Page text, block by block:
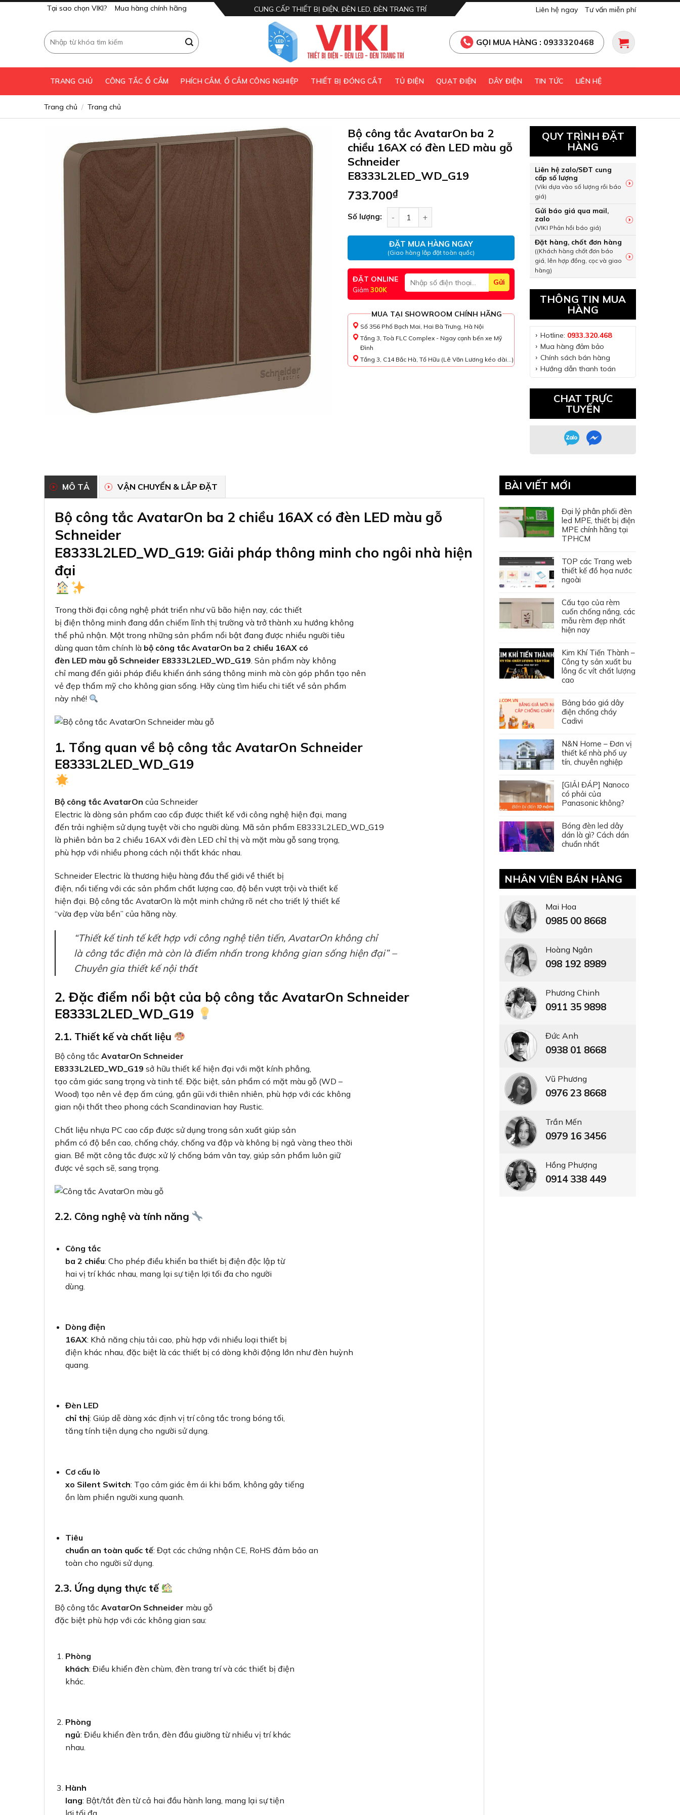
Tại sao chọn VIKI? Mua hàng chính hãng CUNG CẤP THIẾT BỊ ĐIỆN, ĐÈN LED, ĐÈN TRANG TRÍ Liên hệ ngay Tư vấn miễn phí
Tìm
kiếm:
GỌI MUA HÀNG : 0933320468
TRANG CHỦ CÔNG TẮC Ổ CẮM PHÍCH CẮM, Ổ CẮM CÔNG NGHIỆP THIẾT BỊ ĐÓNG CẮT TỦ ĐIỆN QUẠT ĐIỆN DÂY ĐIỆN TIN TỨC LIÊN HỆ
Trang chủ / Trang chủ
Bộ công tắc AvatarOn ba 2
chiều 16AX có đèn LED màu gỗ
Schneider
E8333L2LED_WD_G19
733.700₫
Số lượng: Bộ công tắc AvatarOn ba 2 chiều 16AX có đèn LED màu gỗ Schneider
ĐẶT MUA HÀNG NGAY
(Giao hàng lắp đặt toàn quốc)
ĐẶT ONLINE
Giảm 300K
MUA TẠI SHOWROOM CHÍNH HÃNG
Số 356 Phố Bạch Mai, Hai Bà Trưng, Hà Nội
Tầng 3, Toà FLC Complex - Ngay cạnh bến xe Mỹ
Đình
Tầng 3, C14 Bắc Hà, Tố Hữu (Lê Văn Lương kéo dài...)
QUY TRÌNH ĐẶT
HÀNG
Liên hệ zalo/SĐT cung
cấp số lượng
(Viki dựa vào số lượng rồi báo
giá)
Gửi báo giá qua mail,
zalo
(VIKI Phản hồi báo giá)
Đặt hàng, chốt đơn hàng
((Khách hàng chốt đơn báo
giá, lên hợp đồng, cọc và giao
hàng)
THÔNG TIN MUA
HÀNG
Hotline: 0933.320.468
Mua hàng đảm bảo
Chính sách bán hàng
Hướng dẫn thanh toán
CHAT TRỰC
TUYẾN
MÔ TẢ VẬN CHUYỂN & LẮP ĐẶT
Bộ công tắc AvatarOn ba 2 chiều 16AX có đèn LED màu gỗ
Schneider
E8333L2LED_WD_G19: Giải pháp thông minh cho ngôi nhà hiện
đại
Trong thời đại công nghệ phát triển như vũ bão hiện nay, các thiết
bị điện thông minh đang dần chiếm lĩnh thị trường và trở thành xu hướng không
thể phủ nhận. Một trong những sản phẩm nổi bật đang được nhiều người tiêu
dùng quan tâm chính là bộ công tắc AvatarOn ba 2 chiều 16AX có
đèn LED màu gỗ Schneider E8333L2LED_WD_G19. Sản phẩm này không
chỉ mang đến giải pháp điều khiển ánh sáng thông minh mà còn góp phần tạo nên
vẻ đẹp thẩm mỹ cho không gian sống. Hãy cùng tìm hiểu chi tiết về sản phẩm
này nhé!
1. Tổng quan về bộ công tắc AvatarOn Schneider
E8333L2LED_WD_G19
Bộ công tắc AvatarOn của Schneider
Electric là dòng sản phẩm cao cấp được thiết kế với công nghệ hiện đại, mang
đến trải nghiệm sử dụng tuyệt vời cho người dùng. Mã sản phẩm E8333L2LED_WD_G19
là phiên bản ba 2 chiều 16AX với đèn LED chỉ thị và mặt màu gỗ sang trọng,
phù hợp với nhiều phong cách nội thất khác nhau.
Schneider Electric là thương hiệu hàng đầu thế giới về thiết bị
điện, nổi tiếng với các sản phẩm chất lượng cao, độ bền vượt trội và thiết kế
hiện đại. Bộ công tắc AvatarOn là một minh chứng rõ nét cho triết lý thiết kế
“vừa đẹp vừa bền” của hãng này.
“Thiết kế tinh tế kết hợp với công nghệ tiên tiến, AvatarOn không chỉ
là công tắc điện mà còn là điểm nhấn trong không gian sống hiện đại” –
Chuyên gia thiết kế nội thất
2. Đặc điểm nổi bật của bộ công tắc AvatarOn Schneider
E8333L2LED_WD_G19
2.1. Thiết kế và chất liệu
Bộ công tắc AvatarOn Schneider
E8333L2LED_WD_G19 sở hữu thiết kế hiện đại với mặt kính phẳng,
tạo cảm giác sang trọng và tinh tế. Đặc biệt, sản phẩm có mặt màu gỗ (WD –
Wood) tạo nên vẻ đẹp ấm cúng, gần gũi với thiên nhiên, phù hợp với các không
gian nội thất theo phong cách Scandinavian hay Rustic.
Chất liệu nhựa PC cao cấp được sử dụng trong sản xuất giúp sản
phẩm có độ bền cao, chống cháy, chống va đập và không bị ngả vàng theo thời
gian. Bề mặt công tắc được xử lý chống bám vân tay, giúp sản phẩm luôn giữ
được vẻ sạch sẽ, sang trọng.
2.2. Công nghệ và tính năng
Công tắc
ba 2 chiều: Cho phép điều khiển ba thiết bị điện độc lập từ
hai vị trí khác nhau, mang lại sự tiện lợi tối đa cho người
dùng.
Dòng điện
16AX: Khả năng chịu tải cao, phù hợp với nhiều loại thiết bị
điện khác nhau, đặc biệt là các thiết bị có dòng khởi động lớn như đèn huỳnh
quang.
Đèn LED
chỉ thị: Giúp dễ dàng xác định vị trí công tắc trong bóng tối,
tăng tính tiện dụng cho người sử dụng.
Cơ cấu lò
xo Silent Switch: Tạo cảm giác êm ái khi bấm, không gây tiếng
ồn làm phiền người xung quanh.
Tiêu
chuẩn an toàn quốc tế: Đạt các chứng nhận CE, RoHS đảm bảo an
toàn cho người sử dụng.
2.3. Ứng dụng thực tế
Bộ công tắc AvatarOn Schneider màu gỗ
đặc biệt phù hợp với các không gian sau:
Phòng
khách: Điều khiển đèn chùm, đèn trang trí và các thiết bị điện
khác.
Phòng
ngủ: Điều khiển đèn trần, đèn đầu giường từ nhiều vị trí khác
nhau.
Hành
lang: Bật/tắt đèn từ cả hai đầu hành lang, mang lại sự tiện
BÀI VIẾT MỚI
Đại lý phân phối đèn
led MPE, thiết bị điện
MPE chính hãng tại
TPHCM
TOP các Trang web
thiết kế đồ họa nước
ngoài
Cấu tạo của rèm
cuốn chống nắng, các
mẫu rèm đẹp nhất
hiện nay
Kim Khí Tiến Thành –
Công ty sản xuất bu
lông ốc vít chất lượng
cao
Bảng báo giá dây
điện chống cháy
Cadivi
N&N Home – Đơn vị
thiết kế nhà phố uy
tín, chuyên nghiệp
[GIẢI ĐÁP] Nanoco
có phải của
Panasonic không?
Bóng đèn led dây
dán là gì? Cách dán
chuẩn nhất
NHÂN VIÊN BÁN HÀNG
Mai Hoa
0985 00 8668
Hoàng Ngân
098 192 8989
Phương Chinh
0911 35 9898
Đức Anh
0938 01 8668
Vũ Phương
0976 23 8668
Trần Mến
0979 16 3456
Hồng Phượng
0914 338 449